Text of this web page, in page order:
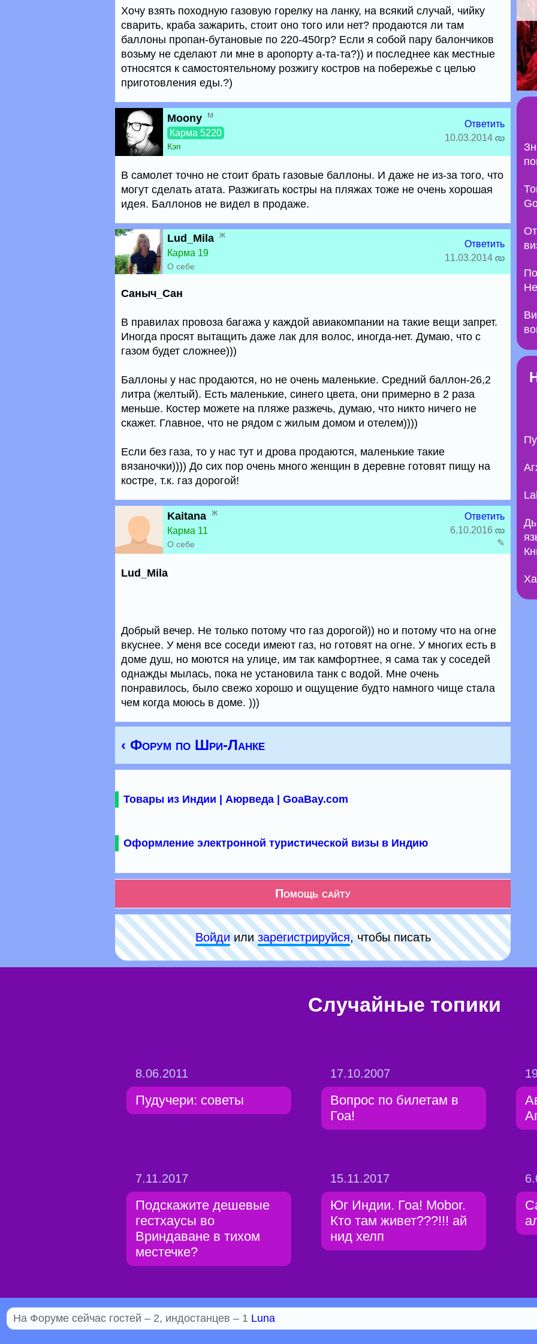
Хочу взять походную газовую горелку на ланку, на всякий случай, чийку
сварить, краба зажарить, стоит оно того или нет? продаются ли там
баллоны пропан-бутановые по 220-450гр? Если я собой пару балончиков
возьму не сделают ли мне в аропорту а-та-та?)) и последнее как местные
относятся к самостоятельному розжигу костров на побережье с целью
приготовления еды.?)
Moony м
Карма 5220
Кэп
Ответить
10.03.2014
В самолет точно не стоит брать газовые баллоны. И даже не из-за того, что
могут сделать атата. Разжигать костры на пляжах тоже не очень хорошая
идея. Баллонов не видел в продаже.
Lud_Mila ж
Карма 19
О себе
Ответить
11.03.2014
Саныч_Сан
В правилах провоза багажа у каждой авиакомпании на такие вещи запрет.
Иногда просят вытащить даже лак для волос, иногда-нет. Думаю, что с
газом будет сложнее)))
Баллоны у нас продаются, но не очень маленькие. Средний баллон-26,2
литра (желтый). Есть маленькие, синего цвета, они примерно в 2 раза
меньше. Костер можете на пляже разжечь, думаю, что никто ничего не
скажет. Главное, что не рядом с жилым домом и отелем))))
Если без газа, то у нас тут и дрова продаются, маленькие такие
вязаночки)))) До сих пор очень много женщин в деревне готовят пищу на
костре, т.к. газ дорогой!
Kaitana ж
Карма 11
О себе
Ответить
6.10.2016
✎
Lud_Mila
Добрый вечер. Не только потому что газ дорогой)) но и потому что на огне
вкуснее. У меня все соседи имеют газ, но готовят на огне. У многих есть в
доме душ, но моются на улице, им так камфортнее, я сама так у соседей
однажды мылась, пока не установила танк с водой. Мне очень
понравилось, было свежо хорошо и ощущение будто намного чище стала
чем когда моюсь в доме. )))
‹ Форум по Шри-Ланке
Товары из Индии | Аюрведа | GoaBay.com
Оформление электронной туристической визы в Индию
Помощь сайту
Войдиилизарeгиcтpируйся, чтобы писать
Случайные топики
8.06.2011
Пудучери: советы
17.10.2007
Вопрос по билетам в
Гоа!
7.11.2017
Подскажите дешевые
гестхаусы во
Вриндаване в тихом
местечке?
15.11.2017
Юг Индии. Гоа! Mobor.
Кто там живет???!!! ай
нид хелп
На Форуме сейчас гостей – 2, индостанцев – 1 Luna